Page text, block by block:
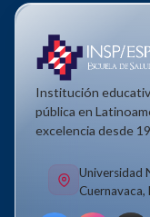
Institución
pública en
excelencia desde
Universidad